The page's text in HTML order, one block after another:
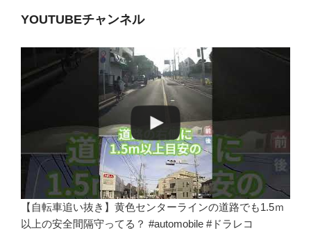
YOUTUBEチャンネル
【自転車追い抜き】黄色センターラインの道路でも1.5ｍ
以上の安全間隔守ってる？ #automobile #ドラレコ